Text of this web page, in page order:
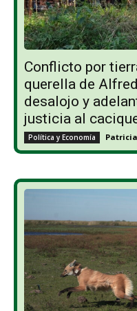
Conflicto por
querella de
desalojo y
justicia al
Política y Economía